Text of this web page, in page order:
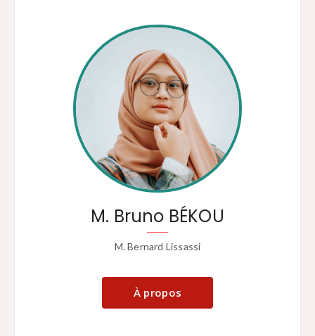
M. Bruno BÉKOU
M. Bernard Lissassi
À propos